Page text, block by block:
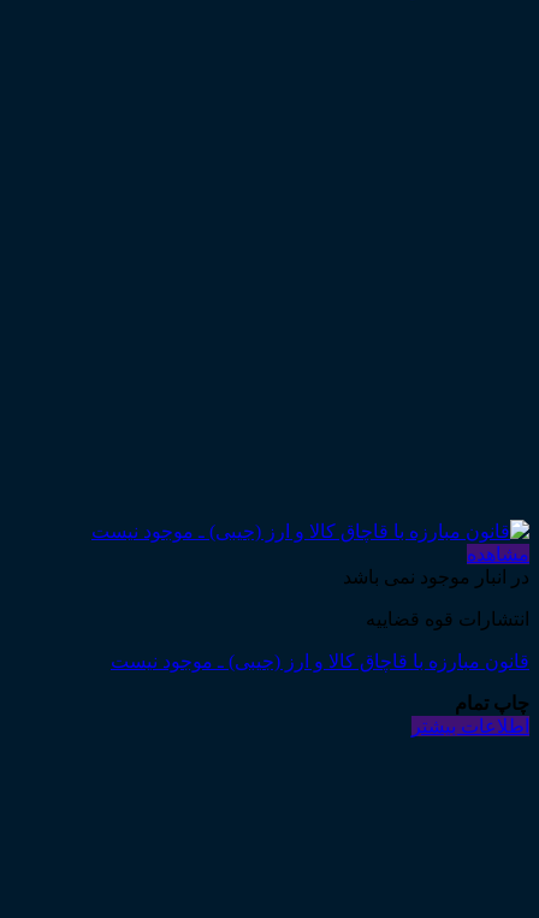
مشاهده
در انبار موجود نمی باشد
انتشارات قوه قضاییه
قانون مبارزه با قاچاق کالا و ارز (جیبی) ـ موجود نیست
چاپ تمام
اطلاعات بیشتر